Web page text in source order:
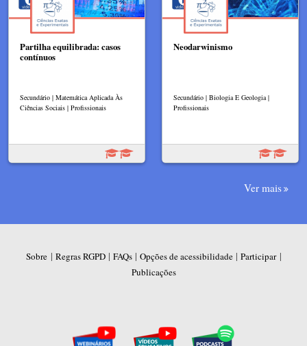
Partilha equilibrada: casos
contínuos
Secundário | Matemática Aplicada Às
Ciências Sociais | Profissionais
Neodarwinismo
Secundário | Biologia E Geologia |
Profissionais
Ver mais
Sobre | Regras RGPD| FAQs| Opções de acessibilidade| Participar|
Publicações